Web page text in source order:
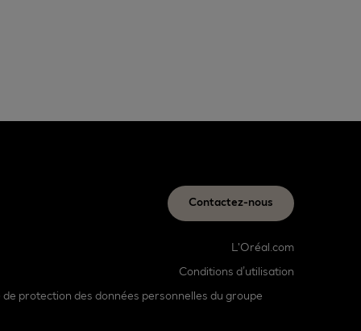
Contactez-nous
L'Oréal.com
Conditions d’utilisation
de protection des données personnelles du groupe